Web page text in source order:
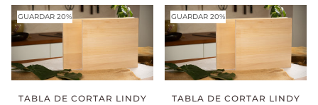
GUARDAR 20%
TABLA DE CORTAR LINDY
GUARDAR 20%
TABLA DE CORTAR LINDY